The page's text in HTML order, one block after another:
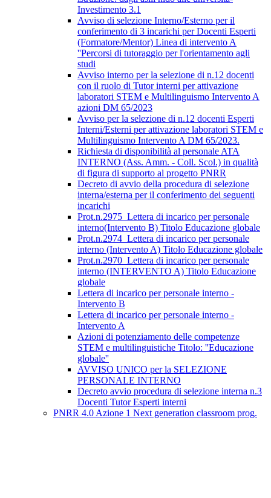
Investimento 3.1
Avviso di selezione Interno/Esterno per il
conferimento di 3 incarichi per Docenti Esperti
(Formatore/Mentor) Linea di intervento A
''Percorsi di tutoraggio per l'orientamento agli
studi
Avviso interno per la selezione di n.12 docenti
con il ruolo di Tutor interni per attivazione
laboratori STEM e Multilinguismo Intervento A
azioni DM 65/2023
Avviso per la selezione di n.12 docenti Esperti
Interni/Esterni per attivazione laboratori STEM e
Multilinguismo Intervento A DM 65/2023.
Richiesta di disponibilità al personale ATA
INTERNO (Ass. Amm. - Coll. Scol.) in qualità
di figura di supporto al progetto PNRR
Decreto di avvio della procedura di selezione
interna/esterna per il conferimento dei seguenti
incarichi
Prot.n.2975_Lettera di incarico per personale
interno(Intervento B) Titolo Educazione globale
Prot.n.2974_Lettera di incarico per personale
interno (Intervento A) Titolo Educazione globale
Prot.n.2970_Lettera di incarico per personale
interno (INTERVENTO A) Titolo Educazione
globale
Lettera di incarico per personale interno -
Intervento B
Lettera di incarico per personale interno -
Intervento A
Azioni di potenziamento delle competenze
STEM e multilinguistiche Titolo: ''Educazione
globale''
AVVISO UNICO per la SELEZIONE
PERSONALE INTERNO
Decreto avvio procedura di selezione interna n.3
Docenti Tutor Esperti interni
PNRR 4.0 Azione 1 Next generation classroom prog.